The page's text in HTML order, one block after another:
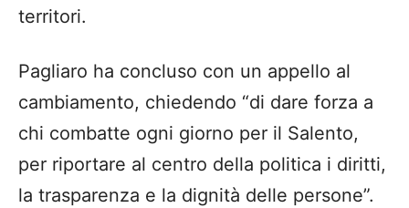
territori.
Pagliaro ha concluso con un appello al
cambiamento, chiedendo “di dare forza a
chi combatte ogni giorno per il Salento,
per riportare al centro della politica i diritti,
la trasparenza e la dignità delle persone”.